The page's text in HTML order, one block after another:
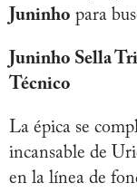
Juninho para
Juninho Sella
Técnico
La épica se
incansable de
en la línea de